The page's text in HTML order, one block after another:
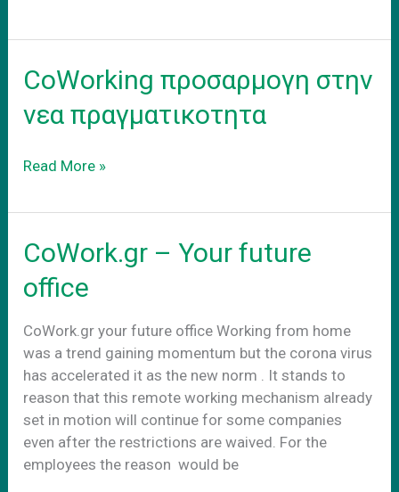
adapt
the
reality
CoWorking προσαρμογη στην
νεα πραγματικοτητα
CoWorking
στην
πραγματικοτητα
Read More »
CoWork.gr – Your future
office
CoWork.gr your future office Working from home
was a trend gaining momentum but the corona virus
has accelerated it as the new norm . It stands to
reason that this remote working mechanism already
set in motion will continue for some companies
even after the restrictions are waived. For the
employees the reason would be